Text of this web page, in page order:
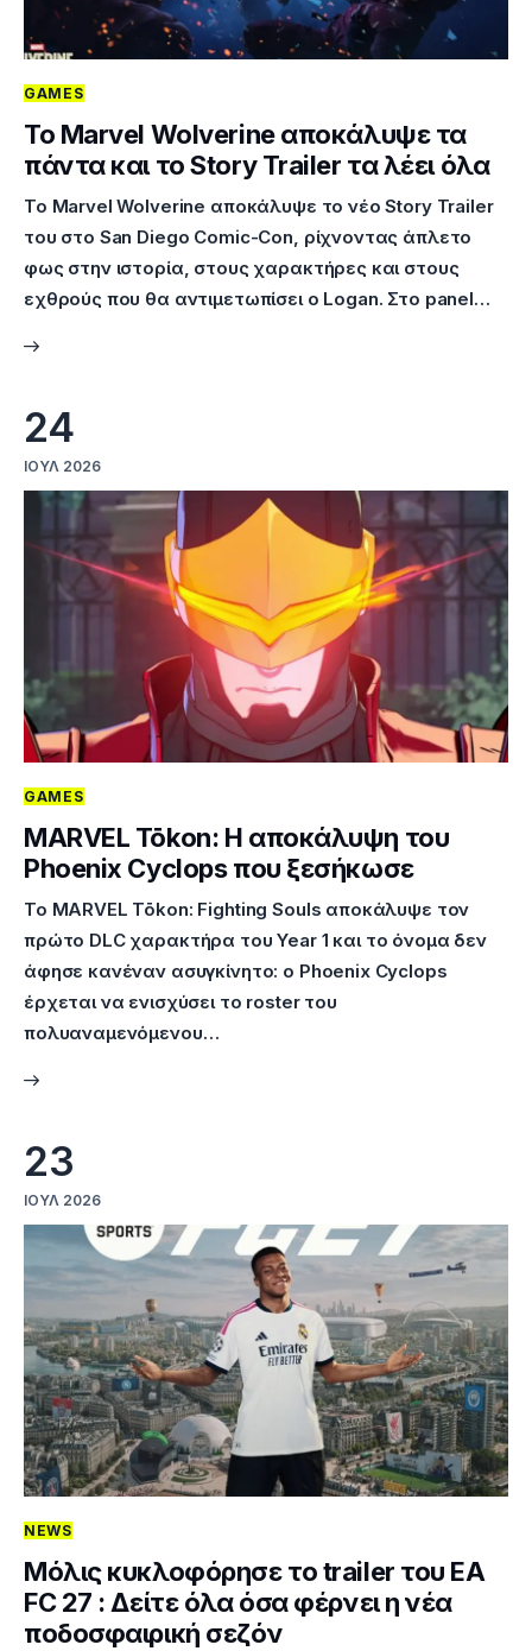
GAMES
Το Marvel Wolverine αποκάλυψε τα
πάντα και το Story Trailer τα λέει όλα
Το Marvel Wolverine αποκάλυψε το νέο Story Trailer
του στο San Diego Comic-Con, ρίχνοντας άπλετο
φως στην ιστορία, στους χαρακτήρες και στους
εχθρούς που θα αντιμετωπίσει ο Logan. Στο panel…
24
ΙΟΎΛ 2026
GAMES
MARVEL Tōkon: Η αποκάλυψη του
Phoenix Cyclops που ξεσήκωσε
Το MARVEL Tōkon: Fighting Souls αποκάλυψε τον
πρώτο DLC χαρακτήρα του Year 1 και το όνομα δεν
άφησε κανέναν ασυγκίνητο: ο Phoenix Cyclops
έρχεται να ενισχύσει το roster του
πολυαναμενόμενου…
23
ΙΟΎΛ 2026
NEWS
Μόλις κυκλοφόρησε το trailer του EA
FC 27 : Δείτε όλα όσα φέρνει η νέα
ποδοσφαιρική σεζόν